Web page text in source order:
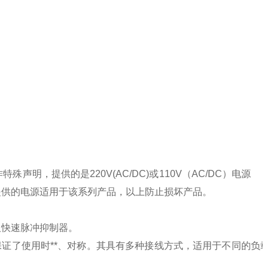
殊声明，提供的是220V(AC/DC)或110V（AC/DC）电源
供的电源适用于该系列产品，以上防止损坏产品。
速脉冲抑制器。
了使用时**、对称。其具有多种接线方式，适用于不同的负载